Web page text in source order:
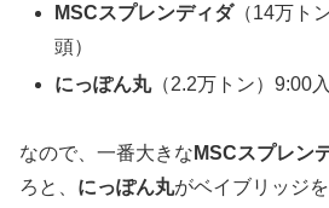
MSCスプレンディダ（14万ト
頭）
にっぽん丸（2.2万トン）9:00
なので、一番大きな MSCスプレン
ろと、 にっぽん丸がベイブリッジ